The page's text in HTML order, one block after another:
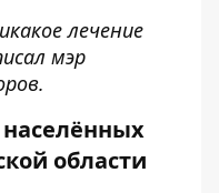
лечение
мэр
области